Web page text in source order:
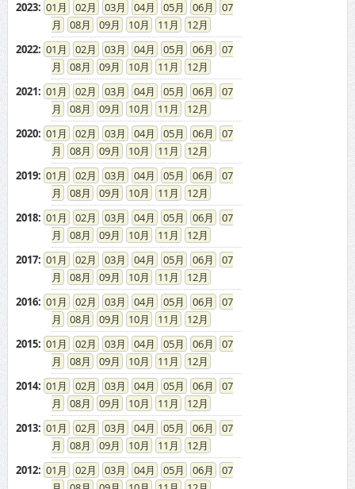
2023: 01 02 03 04 05 06
07
08
09 10 11
12
2022: 01 02 03 04 05 06
07
08
09 10 11
12
2021: 01 02 03 04 05 06
07
08
09 10 11
12
2020: 01 02 03 04 05 06
07
08
09 10 11
12
2019: 01 02 03 04 05 06
07
08
09 10 11
12
2018: 01 02 03 04 05 06
07
08
09 10 11
12
2017: 01 02 03 04 05 06
07
08
09 10 11
12
2016: 01 02 03 04 05 06
07
08
09 10 11
12
2015: 01 02 03 04 05 06
07
08
09 10 11
12
2014: 01 02 03 04 05 06
07
08
09 10 11
12
2013: 01 02 03 04 05 06
07
08
09 10 11
12
2012: 01 02 03 04 05 06
07